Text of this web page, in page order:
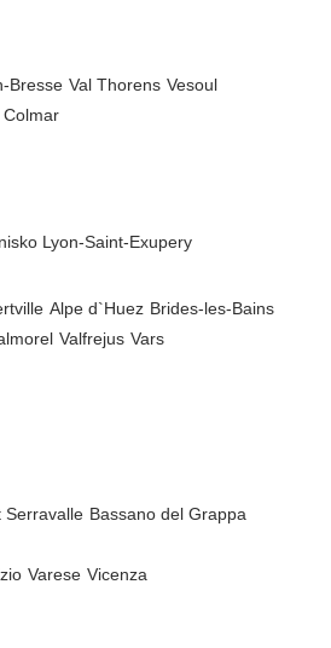
Bresse Val Thorens Vesoul
Colmar
Lyon-Saint-Exupery
Alpe d`Huez Brides-les-Bains
Valfrejus Vars
Serravalle Bassano del Grappa
Varese Vicenza